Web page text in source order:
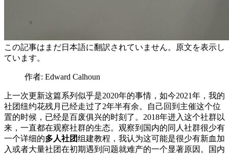
この記事はまだ日本語に翻訳されていません。原文を表示し
ています。
作者: Edward Calhoun
上一次更新这篇系列似乎是2020年的事情，如今2021年，我的
社团纽约花残月已经走过了2年半有余。自己回到主催这个位
置的时候，已经是百废俱兴的时刻了。2018年进入这个社群以
来，一直都在观察社群的生态。观察到国内的同人社群很少有
一个详细的多人社团组建教程，我认为这可能是很少有新血加
入或者大量社团在初期遇到问题就难产的一个显著原因。国内